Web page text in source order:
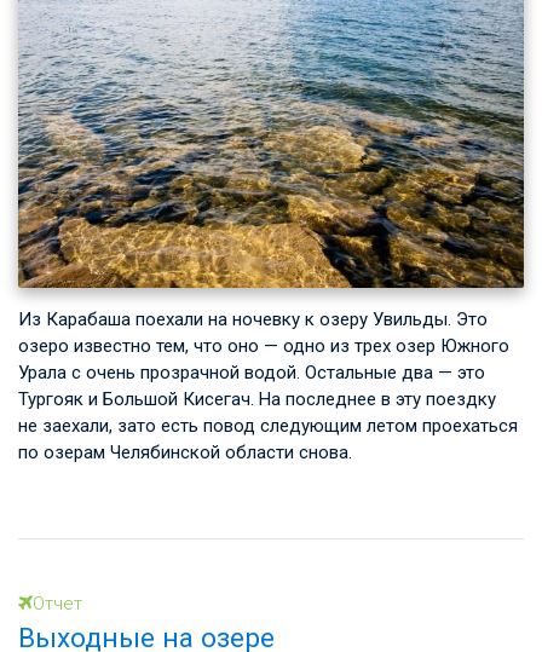
Из Карабаша поехали на ночевку к озеру Увильды. Это
озеро известно тем, что оно — одно из трех озер Южного
Урала с очень прозрачной водой. Остальные два — это
Тургояк и Большой Кисегач. На последнее в эту поездку
не заехали, зато есть повод следующим летом проехаться
по озерам Челябинской области снова.
Отчет
Выходные на озере